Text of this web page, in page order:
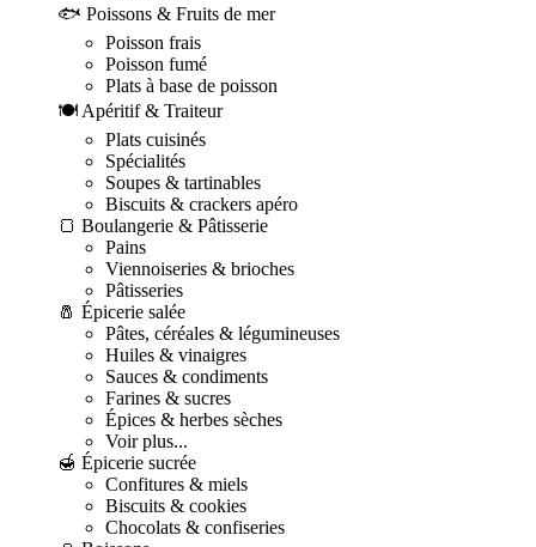
🐟 Poissons & Fruits de mer
Poisson frais
Poisson fumé
Plats à base de poisson
🍽️ Apéritif & Traiteur
Plats cuisinés
Spécialités
Soupes & tartinables
Biscuits & crackers apéro
🍞 Boulangerie & Pâtisserie
Pains
Viennoiseries & brioches
Pâtisseries
🧂 Épicerie salée
Pâtes, céréales & légumineuses
Huiles & vinaigres
Sauces & condiments
Farines & sucres
Épices & herbes sèches
Voir plus...
🍯 Épicerie sucrée
Confitures & miels
Biscuits & cookies
Chocolats & confiseries